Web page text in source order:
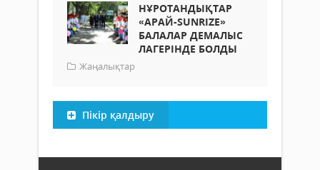
НҰРОТАНДЫҚТАР
«АРАЙ-SUNRIZE»
БАЛАЛАР ДЕМАЛЫС
ЛАГЕРІНДЕ БОЛДЫ
Жаңалықтар
Пікір қалдыру